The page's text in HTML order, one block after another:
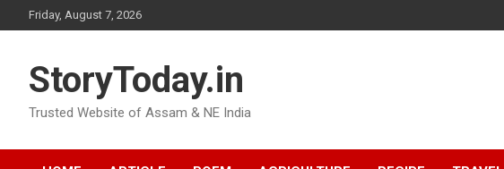
to
Friday, August 7, 2026
StoryToday.in
Trusted Website of Assam & NE India